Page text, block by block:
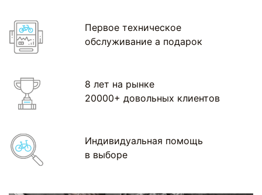
Первое техническое
обслуживание а подарок
8 лет на рынке
20000+ довольных клиентов
Индивидуальная помощь
в выборе